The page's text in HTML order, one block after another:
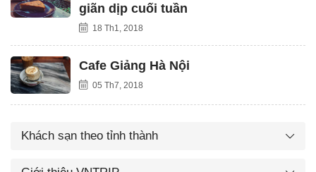
giãn dịp cuối tuần
18 Th1, 2018
Cafe Giảng Hà Nội
05 Th7, 2018
Khách sạn theo tỉnh thành